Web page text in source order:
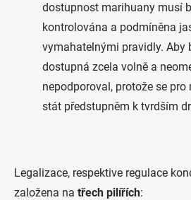
dostupnost marihuany musí
kontrolována a podmíněna
vymahatelnými pravidly. Aby
dostupná zcela volně a
nepodporoval, protože se pro
stát předstupněm k tvrdším
Legalizace, respektive regulace
založena na třech pilířích: